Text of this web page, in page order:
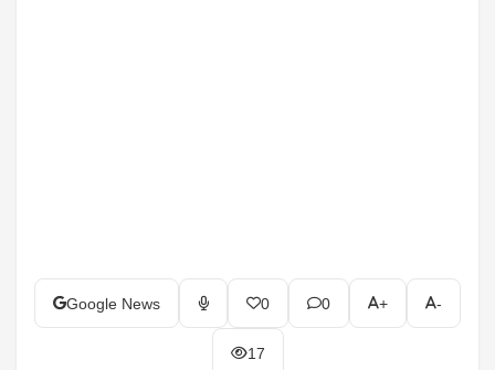
Google News 0 0 + -
17